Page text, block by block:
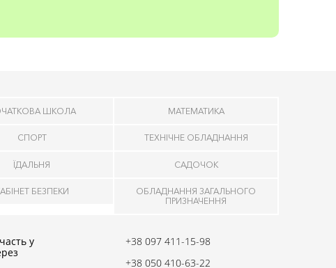
ШКОЛА МАТЕМАТИКА
СПОРТ ТЕХНІЧНЕ ОБЛАДНАННЯ
ЇДАЛЬНЯ САДОЧОК
БЕЗПЕКИ
ОБЛАДНАННЯ ЗАГАЛЬНОГО
ПРИЗНАЧЕННЯ
у
+38 097 411-15-98
+38 050 410-63-22